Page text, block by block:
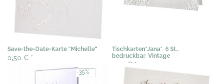
Save-the-Date-Karte "Michelle"
0,50 € *
Tischkarten"Jana", 6 St.,
bedruckbar, Vintage
3,07 € *
-35%